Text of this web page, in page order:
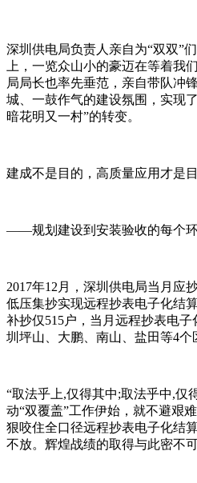
深圳供电局负责人亲自为“双双”
上，一览众山小的豪迈在等着我
局局长也率先垂范，亲自带队冲
城、一鼓作气的建设氛围，实现
暗花明又一村”的转变。
建成不是目的，高质量应用才是
——规划建设到安装验收的每个
2017年12月，深圳供电局当月应
低压集抄实现远程抄表电子化结
补抄仅515户，当月远程抄表电子
圳坪山、大鹏、南山、盐田等4个
“取法乎上,仅得其中;取法乎中,仅
动“双覆盖”工作伊始，就不避艰
狠咬住全口径远程抄表电子化结
不放。辉煌战绩的取得与此密不可